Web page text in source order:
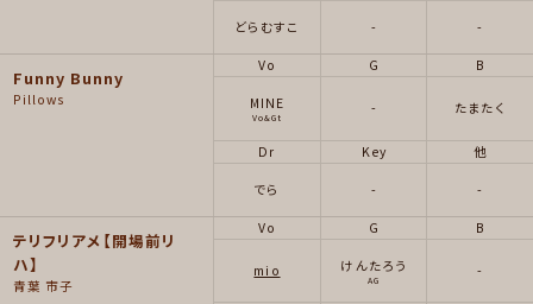
どらむすこ - -
Funny Bunny
Pillows
Vo
MINE
Vo&Gt
G
-
B
たまたく
Dr
でら
Key
-
他
-
テリフリアメ【開場前リ
ハ】
青葉 市子
Vo
mio
G
けんたろう
AG
B
-